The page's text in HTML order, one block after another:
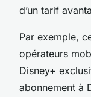
d’un tarif
Par exemple,
opérateurs
Disney+
abonnement à